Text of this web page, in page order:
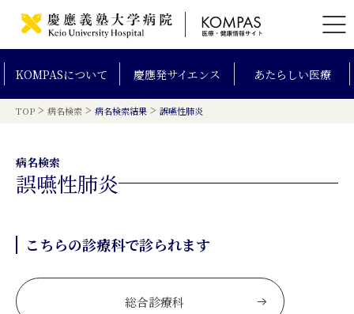
KOMPASについて 慶應発サイエンス あたらしい医療
TOP > 病名検索 > 病名検索結果 > 誤嚥性肺炎
病名検索
誤嚥性肺炎
こちらの診療科で診られます
総合診療科